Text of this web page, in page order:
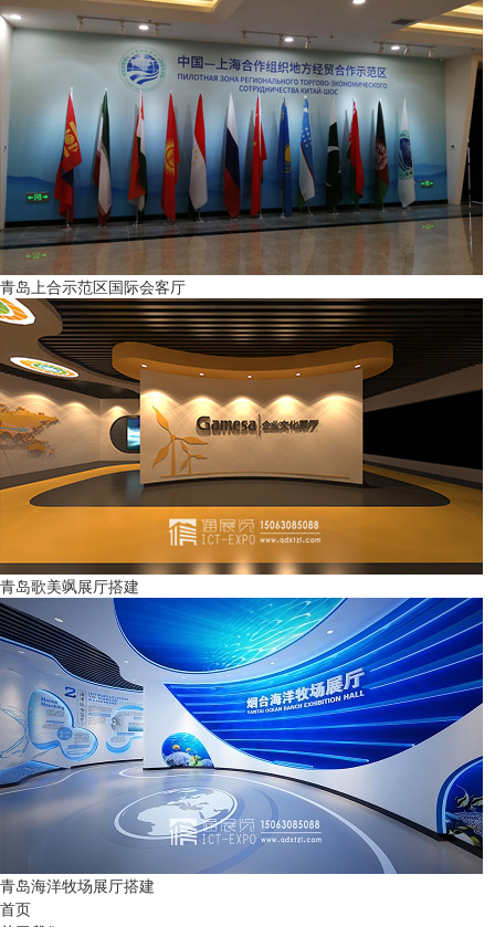
青岛上合示范区国际会客厅
青岛歌美飒展厅搭建
青岛海洋牧场展厅搭建
首页